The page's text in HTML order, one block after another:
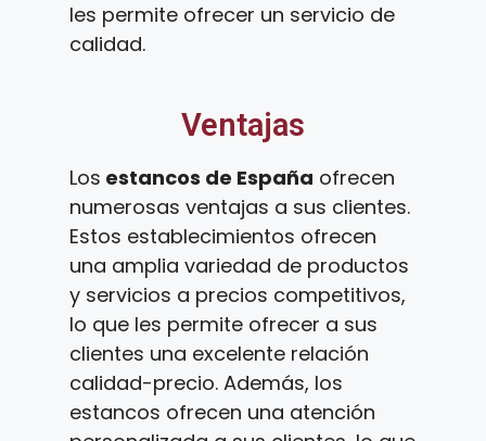
les permite ofrecer un servicio de
calidad.
Ventajas
Los estancos de España ofrecen
numerosas ventajas a sus clientes.
Estos establecimientos ofrecen
una amplia variedad de productos
y servicios a precios competitivos,
lo que les permite ofrecer a sus
clientes una excelente relación
calidad-precio. Además, los
estancos ofrecen una atención